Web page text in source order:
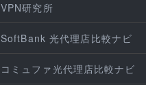
VPN研究所
SoftBank 光代理店比較ナビ
コミュファ光代理店比較ナビ